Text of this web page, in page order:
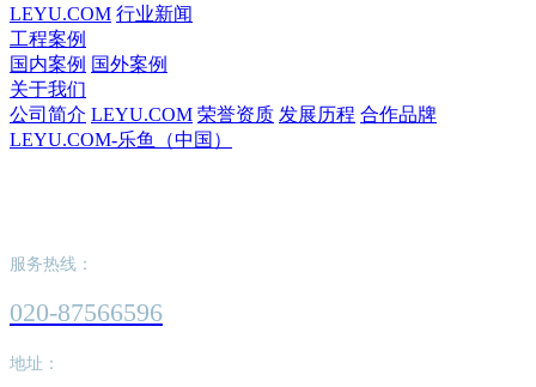
LEYU.COM 行业新闻
工程案例
国内案例 国外案例
关于我们
公司简介 LEYU.COM 荣誉资质 发展历程 合作品牌
LEYU.COM-乐鱼（中国）
服务热线：
020-87566596
地址：